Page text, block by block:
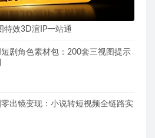
特效3D渲IP一站通
剧角色素材包：200套三视图提示
出镜变现：小说转短视频全链路实